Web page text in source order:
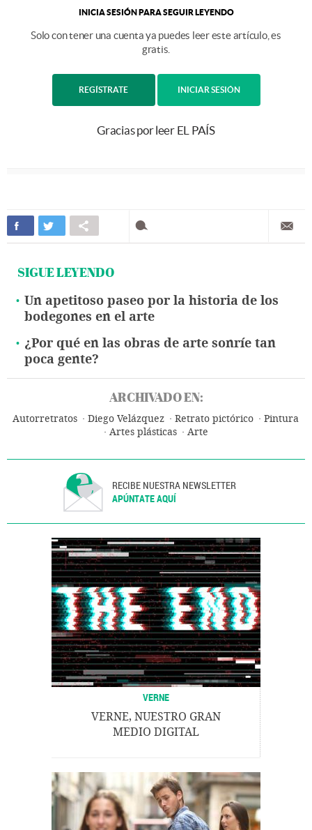
INICIA SESIÓN PARA SEGUIR LEYENDO
Solo con tener una cuenta ya puedes leer este artículo, es
gratis.
REGÍSTRATE INICIAR SESIÓN
Gracias por leer EL PAÍS
SIGUE LEYENDO
Un apetitoso paseo por la historia de los
bodegones en el arte
¿Por qué en las obras de arte sonríe tan
poca gente?
ARCHIVADO EN:
Autorretratos Diego Velázquez Retrato pictórico
Pintura
Artes plásticas
Arte
RECIBE NUESTRA NEWSLETTER
APÚNTATE AQUÍ
VERNE
VERNE, NUESTRO GRAN
MEDIO DIGITAL